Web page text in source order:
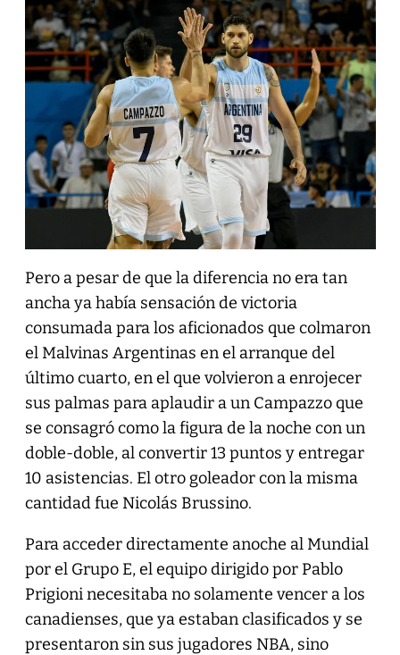
Pero a pesar de que la diferencia no era tan
ancha ya había sensación de victoria
consumada para los aficionados que colmaron
el Malvinas Argentinas en el arranque del
último cuarto, en el que volvieron a enrojecer
sus palmas para aplaudir a un Campazzo que
se consagró como la figura de la noche con un
doble-doble, al convertir 13 puntos y entregar
10 asistencias. El otro goleador con la misma
cantidad fue Nicolás Brussino.
Para acceder directamente anoche al Mundial
por el Grupo E, el equipo dirigido por Pablo
Prigioni necesitaba no solamente vencer a los
canadienses, que ya estaban clasificados y se
presentaron sin sus jugadores NBA, sino